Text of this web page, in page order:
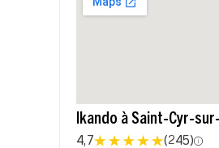
Ikando à Saint-Cyr-
4,7 (245)